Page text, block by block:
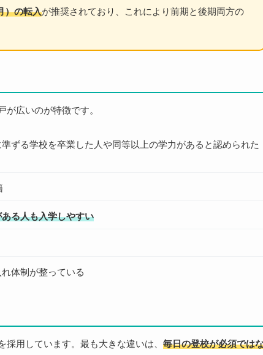
）の転入が推奨されており、これにより前期と後期両方の
広いのが特徴です。
準ずる学校を卒業した人や同等以上の学力があると認められた
る人も入学しやすい
体制が整っている
用しています。最も大きな違いは、 毎日の登校が必須では